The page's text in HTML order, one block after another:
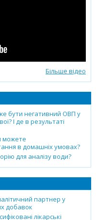
Більше відео
бути негативний ОВП у
І де в результаті
можете
в домашніх умовах?
для аналізу води?
партнер у
добавок
лікарські